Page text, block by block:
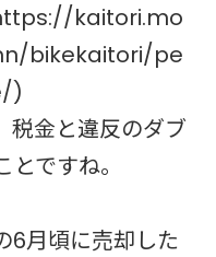
kaitori.mo
bikekaitori/pe
)
税金と違反のダブ
ですね。
6月頃に売却した